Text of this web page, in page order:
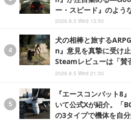
ー・スピード』のよう
2026.8.5 Wed 13:50
犬の相棒と旅する
n』意見を真摯に受け
Steamレビューは「賛
2026.8.5 Wed 21:30
『エースコンバット8
いて公式Xが紹介。「
の3タイプで機体を自